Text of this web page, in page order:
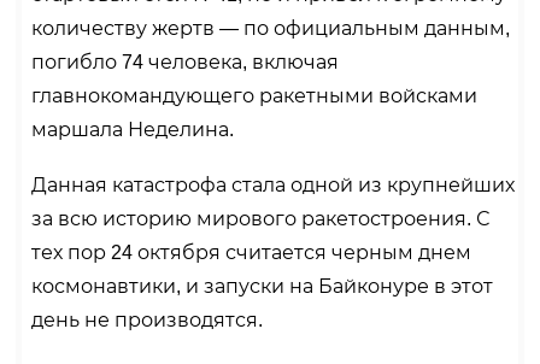
количеству жертв — по официальным данным,
погибло 74 человека, включая
главнокомандующего ракетными войсками
маршала Неделина.
Данная катастрофа стала одной из крупнейших
за всю историю мирового ракетостроения. С
тех пор 24 октября считается черным днем
космонавтики, и запуски на Байконуре в этот
день не производятся.